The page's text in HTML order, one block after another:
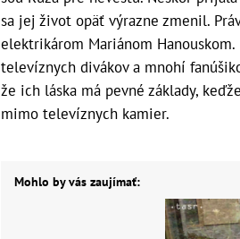
sa jej život opäť výrazne zmenil.
elektrikárom Mariánom
televíznych divákov a mnohí
že ich láska má pevné základy,
mimo televíznych kamier.
Mohlo by vás zaujímať: